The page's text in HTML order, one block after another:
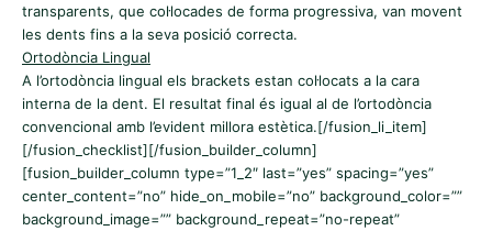
transparents, que col·locades de forma progressiva, van movent
les dents fins a la seva posició correcta.
Ortodòncia Lingual
A l’ortodòncia lingual els brackets estan col·locats a la cara
interna de la dent. El resultat final és igual al de l’ortodòncia
convencional amb l’evident millora estètica.[/fusion_li_item]
[/fusion_checklist][/fusion_builder_column]
[fusion_builder_column type=”1_2″ last=”yes” spacing=”yes”
center_content=”no” hide_on_mobile=”no” background_color=””
background_image=”” background_repeat=”no-repeat”